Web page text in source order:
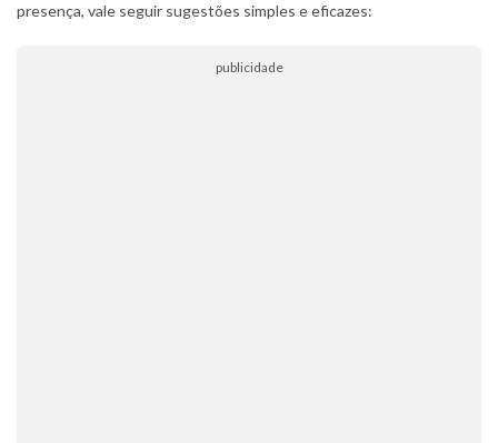
presença, vale seguir sugestões simples e eficazes:
publicidade